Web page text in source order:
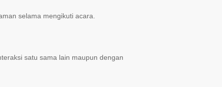
selama mengikuti acara.
satu sama lain maupun dengan